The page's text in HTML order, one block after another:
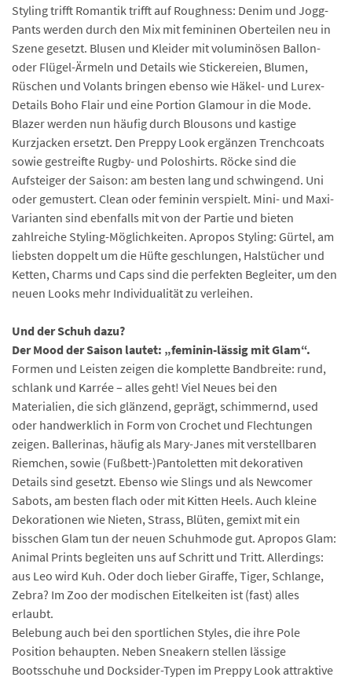
Styling trifft Romantik trifft auf Roughness: Denim und Jogg-
Pants werden durch den Mix mit femininen Oberteilen neu in
Szene gesetzt. Blusen und Kleider mit voluminösen Ballon-
oder Flügel-Ärmeln und Details wie Stickereien, Blumen,
Rüschen und Volants bringen ebenso wie Häkel- und Lurex-
Details Boho Flair und eine Portion Glamour in die Mode.
Blazer werden nun häufig durch Blousons und kastige
Kurzjacken ersetzt. Den Preppy Look ergänzen Trenchcoats
sowie gestreifte Rugby- und Poloshirts. Röcke sind die
Aufsteiger der Saison: am besten lang und schwingend. Uni
oder gemustert. Clean oder feminin verspielt. Mini- und Maxi-
Varianten sind ebenfalls mit von der Partie und bieten
zahlreiche Styling-Möglichkeiten. Apropos Styling: Gürtel, am
liebsten doppelt um die Hüfte geschlungen, Halstücher und
Ketten, Charms und Caps sind die perfekten Begleiter, um den
neuen Looks mehr Individualität zu verleihen.
Und der Schuh dazu?
Der Mood der Saison lautet: „feminin-lässig mit Glam“.
Formen und Leisten zeigen die komplette Bandbreite: rund,
schlank und Karrée – alles geht! Viel Neues bei den
Materialien, die sich glänzend, geprägt, schimmernd, used
oder handwerklich in Form von Crochet und Flechtungen
zeigen. Ballerinas, häufig als Mary-Janes mit verstellbaren
Riemchen, sowie (Fußbett-)Pantoletten mit dekorativen
Details sind gesetzt. Ebenso wie Slings und als Newcomer
Sabots, am besten flach oder mit Kitten Heels. Auch kleine
Dekorationen wie Nieten, Strass, Blüten, gemixt mit ein
bisschen Glam tun der neuen Schuhmode gut. Apropos Glam:
Animal Prints begleiten uns auf Schritt und Tritt. Allerdings:
aus Leo wird Kuh. Oder doch lieber Giraffe, Tiger, Schlange,
Zebra? Im Zoo der modischen Eitelkeiten ist (fast) alles
erlaubt.
Belebung auch bei den sportlichen Styles, die ihre Pole
Position behaupten. Neben Sneakern stellen lässige
Bootsschuhe und Docksider-Typen im Preppy Look attraktive